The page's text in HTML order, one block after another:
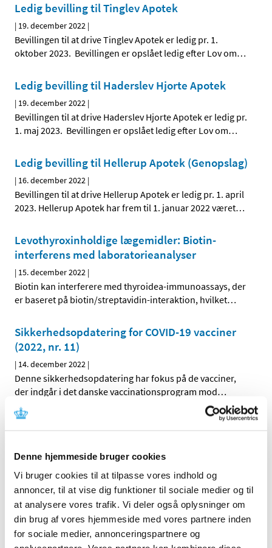
Denne hjemmeside bruger cookies
Vi bruger cookies til at tilpasse vores indhold og
annoncer, til at vise dig funktioner til sociale medier og til
at analysere vores trafik. Vi deler også oplysninger om
din brug af vores hjemmeside med vores partnere inden
for sociale medier, annonceringspartnere og
Ledig bevilling til Tinglev Apotek
| 19. december 2022 |
Bevillingen til at drive Tinglev Apotek er ledig pr. 1.
oktober 2023. Bevillingen er opslået ledig efter Lov om…
Ledig bevilling til Haderslev Hjorte Apotek
| 19. december 2022 |
Bevillingen til at drive Haderslev Hjorte Apotek er ledig pr.
1. maj 2023. Bevillingen er opslået ledig efter Lov om…
Ledig bevilling til Hellerup Apotek (Genopslag)
| 16. december 2022 |
Bevillingen til at drive Hellerup Apotek er ledig pr. 1. april
2023. Hellerup Apotek har frem til 1. januar 2022 været…
Levothyroxinholdige lægemidler: Biotin-
interferens med laboratorieanalyser
| 15. december 2022 |
Biotin kan interferere med thyroidea-immunoassays, der
er baseret på biotin/streptavidin-interaktion, hvilket…
Sikkerhedsopdatering for COVID-19 vacciner
(2022, nr. 11)
| 14. december 2022 |
Denne sikkerhedsopdatering har fokus på de vacciner,
der indgår i det danske vaccinationsprogram mod…
COVID-19: Lægemiddelstyrelsen forlænger
af apoteksindkøbspris til Medicinpriser for
13. december 2022
Lægemiddelstyrelsen har besluttet igen at forlænge den
begrænsede periode, hvor det for COVID-19 vacciner …